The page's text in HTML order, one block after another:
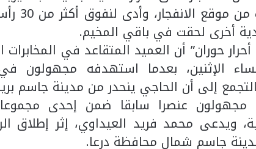
أخرى لحقت في باقي المخيم.
حوران” أن العميد المتقاعد في المخابرات
الإثنين، بعدما استهدفه مجهولون
إلى أن الحاجي ينحدر من مدينة جاسم
مجهولون عنصرا سابقا ضمن إحدى
ويدعى محمد فريد العيداوي، إثر إطلاق
جاسم شمال محافظة درعا.